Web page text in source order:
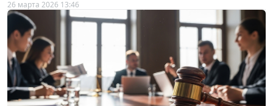
26 марта 2026 13:46